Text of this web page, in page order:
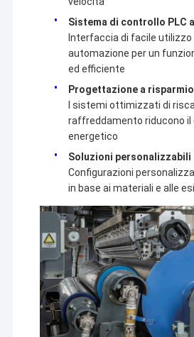
Sistema di controllo PLC
Interfaccia di facile utilizzo
automazione per un
ed efficiente
Progettazione a
I sistemi ottimizzati di
raffreddamento riducono il
energetico
Soluzioni personalizzabili
Configurazioni
in base ai materiali e alle